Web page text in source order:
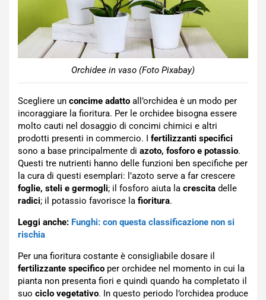
Orchidee in vaso (Foto Pixabay)
Scegliere un concime adatto all’orchidea è un modo per
incoraggiare la fioritura. Per le orchidee bisogna essere
molto cauti nel dosaggio di concimi chimici e altri
prodotti presenti in commercio. I fertilizzanti specifici
sono a base principalmente di azoto, fosforo e potassio.
Questi tre nutrienti hanno delle funzioni ben specifiche per
la cura di questi esemplari: l’azoto serve a far crescere
foglie, steli e germogli; il fosforo aiuta la crescita delle
radici; il potassio favorisce la fioritura.
Leggi anche: Funghi: con questa classificazione non si
rischia
Per una fioritura costante è consigliabile dosare il
fertilizzante specifico per orchidee nel momento in cui la
pianta non presenta fiori e quindi quando ha completato il
suo ciclo vegetativo. In questo periodo l’orchidea produce